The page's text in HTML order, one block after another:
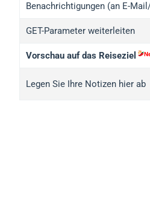
Benachrichtigungen (an E-
GET-Parameter weiterleiten
Vorschau auf das Reiseziel
Legen Sie Ihre Notizen hier ab